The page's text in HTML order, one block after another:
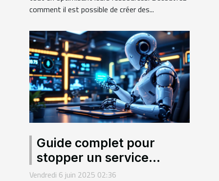
comment il est possible de créer des...
Guide complet pour
stopper un service
d'intelligence artificielle
Vendredi 6 juin 2025 02:36